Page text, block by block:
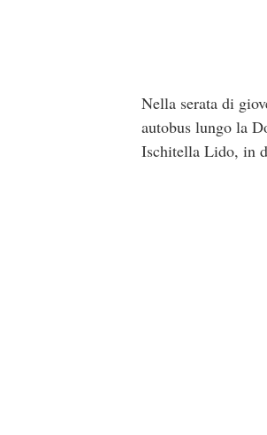
Nella serata di
autobus lungo la
Ischitella Lido, in